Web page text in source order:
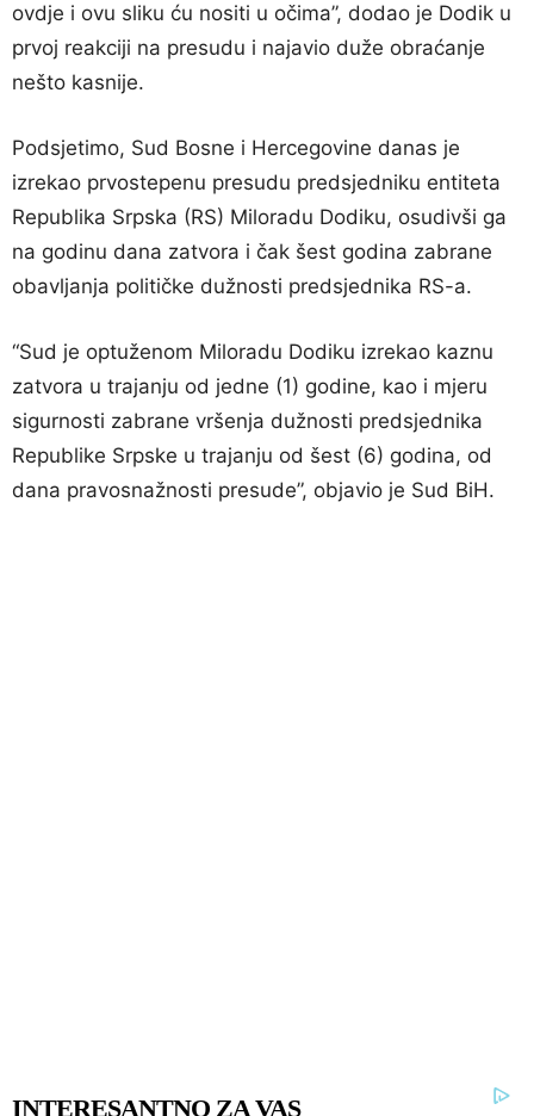
ovdje i ovu sliku ću nositi u očima”, dodao je Dodik u
prvoj reakciji na presudu i najavio duže obraćanje
nešto kasnije.
Podsjetimo, Sud Bosne i Hercegovine danas je
izrekao prvostepenu presudu predsjedniku entiteta
Republika Srpska (RS) Miloradu Dodiku, osudivši ga
na godinu dana zatvora i čak šest godina zabrane
obavljanja političke dužnosti predsjednika RS-a.
“Sud je optuženom Miloradu Dodiku izrekao kaznu
zatvora u trajanju od jedne (1) godine, kao i mjeru
sigurnosti zabrane vršenja dužnosti predsjednika
Republike Srpske u trajanju od šest (6) godina, od
dana pravosnažnosti presude”, objavio je Sud BiH.